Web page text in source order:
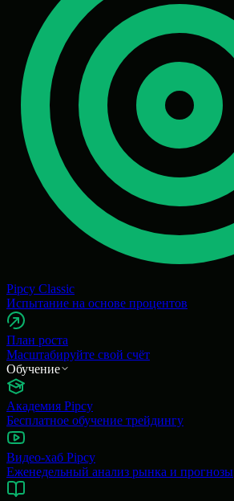
Pipcy Classic
Испытание на основе процентов
План роста
Масштабируйте свой счёт
Обучение
Академия Pipcy
Бесплатное обучение трейдингу
Видео-хаб Pipcy
Еженедельный анализ рынка и прогнозы